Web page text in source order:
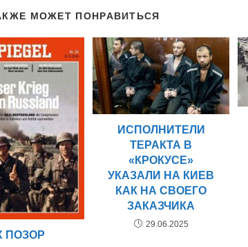
МОЖЕТ ПОНРАВИТЬСЯ
ПОЗОР
ИСПОЛНИТЕЛИ
ТЕРАКТА В
«КРОКУСЕ»
УКАЗАЛИ НА КИЕВ
КАК НА СВОЕГО
ЗАКАЗЧИКА
29.06.2025